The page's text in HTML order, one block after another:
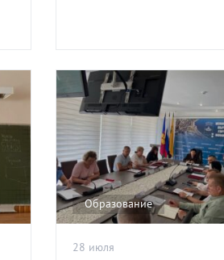
Образование
28 июля